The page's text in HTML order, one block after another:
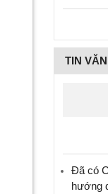
TIN
Đã có
hướng